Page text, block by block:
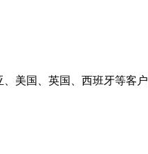
美国、英国、西班牙等